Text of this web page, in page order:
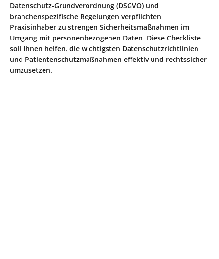
Datenschutz-Grundverordnung (DSGVO) und
branchenspezifische Regelungen verpflichten
Praxisinhaber zu strengen Sicherheitsmaßnahmen im
Umgang mit personenbezogenen Daten. Diese Checkliste
soll Ihnen helfen, die wichtigsten Datenschutzrichtlinien
und Patientenschutzmaßnahmen effektiv und rechtssicher
umzusetzen.